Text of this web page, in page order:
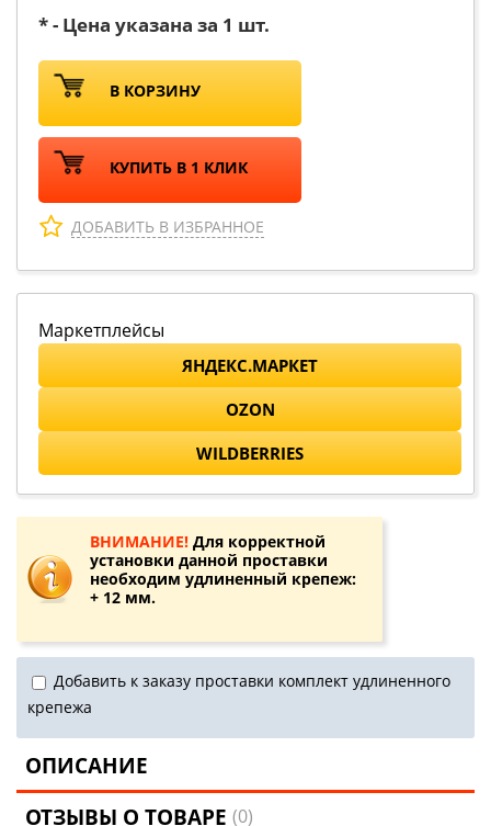
* - Цена указана за 1 шт.
В КОРЗИНУ
КУПИТЬ В 1 КЛИК
ДОБАВИТЬ В ИЗБРАННОЕ
Маркетплейсы
ЯНДЕКС.МАРКЕТ
OZON
WILDBERRIES
ВНИМАНИЕ! Для корректной
установки данной проставки
необходим удлиненный крепеж:
+ 12 мм.
Добавить к заказу проставки комплект удлиненного
крепежа
ОПИСАНИЕ
ОТЗЫВЫ О ТОВАРЕ(0)